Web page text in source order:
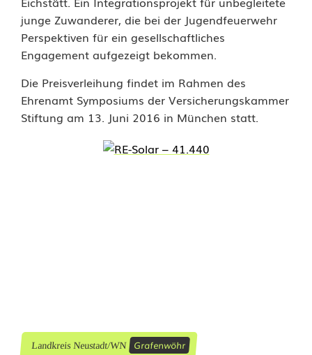
m
t
s
p
r
e
junge Zuwanderer, die bei der Jugendfeuerwehr
Perspektiven für ein gesellschaftliches
Engagement aufgezeigt bekommen.
Die Preisverleihung findet im Rahmen des
Ehrenamt Symposiums der Versicherungskammer
Stiftung am 13. Juni 2016 in München statt.
Landkreis Neustadt/WN Grafenwöhr